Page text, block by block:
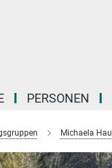
PERSONEN
Michaela Hau